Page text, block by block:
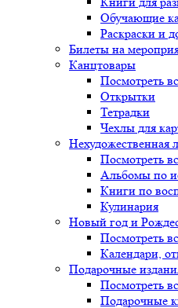
Обучающие
Раскраски и
Билеты на
Канцтовары
Посмотреть
Открытки
Тетрадки
Чехлы для
Нехудожественная
Посмотреть
Альбомы по
Книги по
Кулинария
Новый год и
Посмотреть
Календари,
Подарочные
Посмотреть
Подарочные